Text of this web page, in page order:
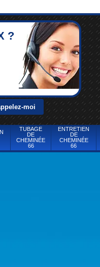
?
TUBAGE
DE
CHEMINÉE
66
ENTRETIEN
DE
CHEMINÉE
66